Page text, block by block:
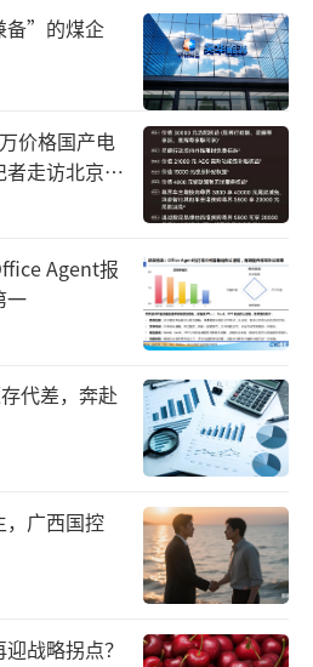
单不难解释，4月，小杨
中，4月27日直播5个小
月29日直播约40分钟，并
1个半小时，带货50万-70
前三跌至第九的原因，一
下旬董宇辉开启河南行走
备”的煤企
价格国产电
走访北京门
Agent报
一
代差，奔赴
广西国控
战略拐点？